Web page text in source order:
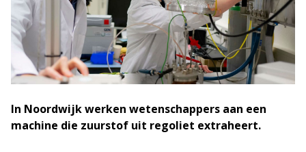
In Noordwijk werken wetenschappers aan een
machine die zuurstof uit regoliet extraheert.